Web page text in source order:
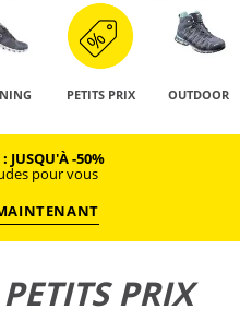
PETITS PRIX OUTDOOR
JUSQU'À -50%
pour vous
PRIX